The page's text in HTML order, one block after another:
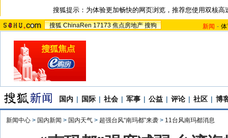
搜狐提示：为体验更加畅快的网页浏览，推荐您使用双核高
搜狐 ChinaRen 17173 焦点房地产 搜狗 新闻 -
国内 | 国际 | 社会 | 军事 | 公益 | 评论 | 社区 | 博
新闻中心 > 国内新闻 > 国内天气 > 超强台风“南玛都”来袭 > 11台风南玛都消息